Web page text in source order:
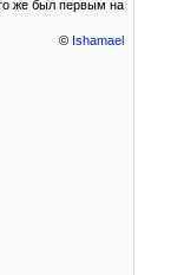
же был первым на
© Ishamael